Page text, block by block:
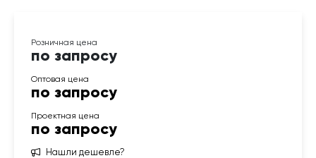
по запросу
по запросу
по запросу
Нашли дешевле?